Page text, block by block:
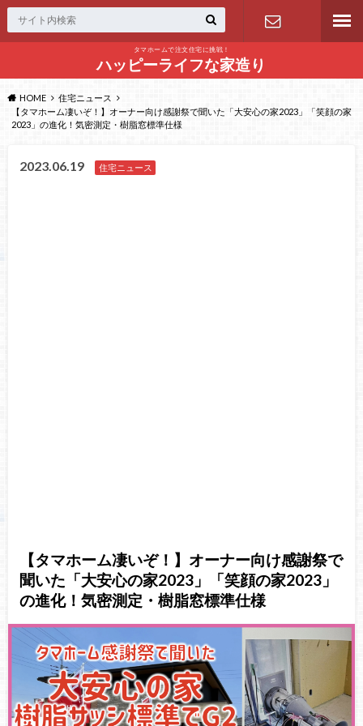
タマホームで注文住宅に挑戦！
ハッピーライフな家造り問い合わせ
HOME
住宅ニュース
【タマホーム凄いぞ！】オーナー向け感謝祭で聞いた「大安心の家2023」「笑顔の家
2023」の進化！気密測定・樹脂窓標準仕様
2023.06.19 住宅ニュース
【タマホーム凄いぞ！】オーナー向け感謝祭で
聞いた「大安心の家2023」「笑顔の家2023」
の進化！気密測定・樹脂窓標準仕様